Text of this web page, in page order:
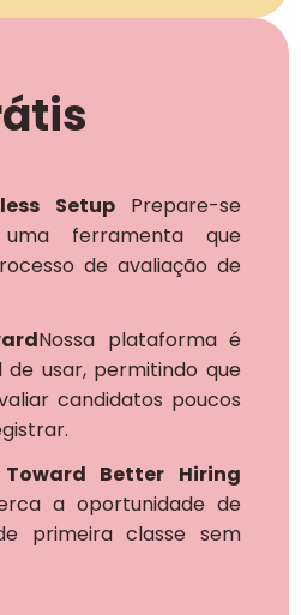
SetupPrepare-se
ferramenta que
de avaliação de
Nossa plataforma é
usar, permitindo que
candidatos poucos
Better Hiring
a oportunidade de
primeira classe sem